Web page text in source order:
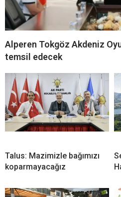
Alperen Tokgöz Akdeniz
temsil edecek
Talus: Mazimizle bağımızı
koparmayacağız